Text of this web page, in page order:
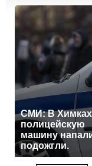
СМИ: В
полицейскую
машину
подожгли.